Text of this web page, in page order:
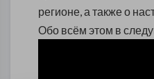
регионе, а также о
Обо всём этом в